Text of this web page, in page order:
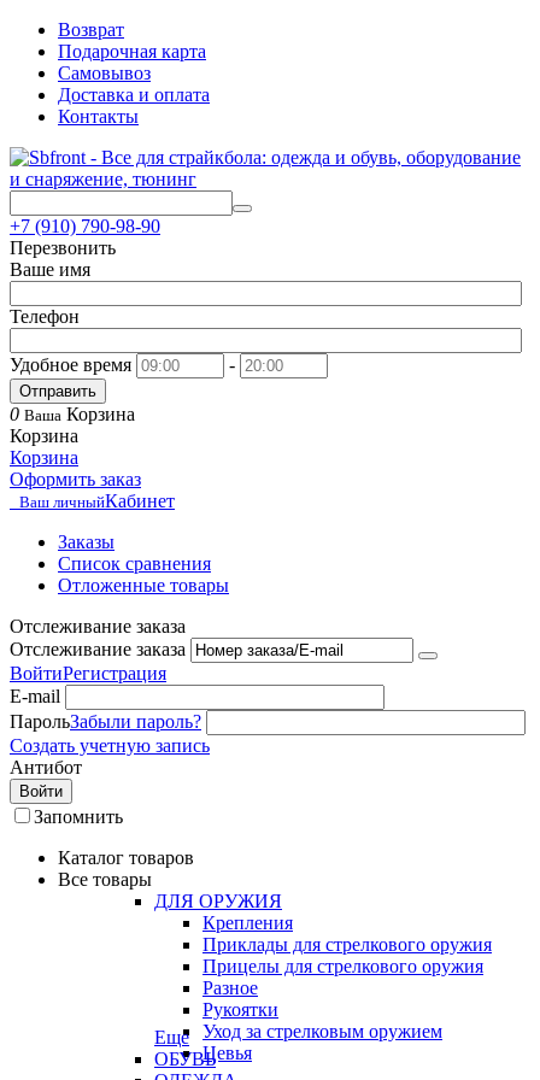
Возврат
Подарочная карта
Самовывоз
Доставка и оплата
Контакты
+7 (910) 790-98-90
Перезвонить
Ваше имя
Телефон
Удобное время -
Отправить
0 Ваша Корзина
Корзина
Корзина
Оформить заказ
Ваш личныйКабинет
Заказы
Список сравнения
Отложенные товары
Отслеживание заказа
Отслеживание заказа
ВойтиРегистрация
E-mail
ПарольЗабыли пароль?
Создать учетную запись
Антибот
Войти
Запомнить
Каталог товаров
Все товары
ДЛЯ ОРУЖИЯ
Крепления
Приклады для стрелкового оружия
Прицелы для стрелкового оружия
Разное
Рукоятки
Уход за стрелковым оружием
Цевья
Еще
ОБУВЬ